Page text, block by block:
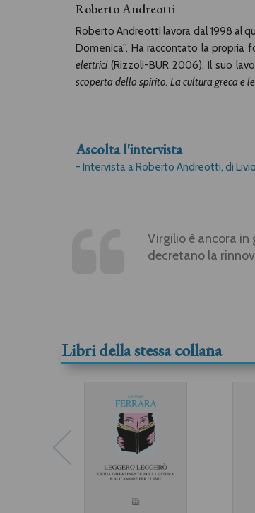
Roberto Andreotti
Roberto Andreotti lavora dal 1998 al
Domenica”. Ha raccontato la propria
elettrici(Rizzoli-BUR 2006). Il suo
scoperta dello spirito. La cultura greca e
Ascolta l'intervista
- Intervista a Roberto Andreotti, di
Virgilio è ancora in
decretano la
Libri della stessa collana